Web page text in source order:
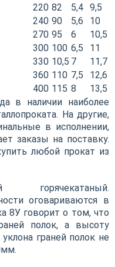
220 82 5,4 9,5
240 90 5,6
10
270 95 6
10,5
300 100 6,5
11
330 10,5 7
11,7
360 110 7,5
12,6
400 115 8
13,5
в наличии наиболее
На другие,
в исполнении,
заказы на поставку.
любой прокат из
горячекатаный.
оговариваются в
8У говорит о том, что
полок, а высоту
граней полок не